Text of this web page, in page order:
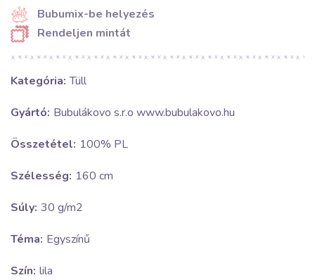
Bubumix-be helyezés
Rendeljen mintát
Kategória: Tüll
Gyártó: Bubulákovo s.r.o www.bubulakovo.hu
Összetétel: 100% PL
Szélesség: 160 cm
Súly: 30 g/m2
Téma: Egyszínű
Szín: lila